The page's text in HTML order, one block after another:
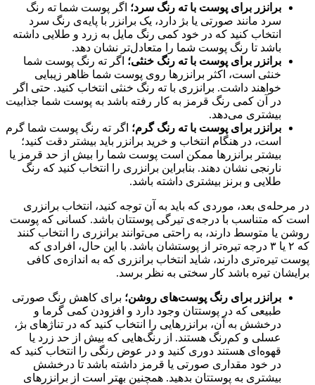
برانزر برای پوست با ته رنگ سرد؛ اگر پوست شما ته رنگ
سرد مانند صورتی یا بژ دارد، یک برانزر با پایه‌ی رنگ سرد
انتخاب کنید که در خود کمی رنگ مایل به زرد و طلایی داشته
باشد تا رنگ پوست شما را متعادل‌تر نشان دهد.
برانزر برای پوست با ته رنگ خنثی؛ اگر ته رنگ پوست شما
خنثی است، اکثر برانزرها روی پوست شما ظاهر زیبایی
خواهند داشت. برانزری با ته رنگ خنثی انتخاب کنید. حتی اگر
در آن کمی رنگ قرمز به کار رفته باشد به پوست شما جذابیت
بیشتری می‌دهد.
برانزر برای پوست با ته رنگ گرم؛ اگر ته رنگ پوست شما گرم
است، در هنگام انتخاب و خرید برانزر باید بیشتر دقت کنید؛
بیشتر برانزرها ممکن است پوست شما را بیش از حد قرمز یا
نارنجی نشان دهند. بنابراین برانزری را انتخاب کنید که رنگ
طلایی و برنز بیشتری داشته باشد.
در مرحله‌ی بعد، موردی که باید به آن توجه کنید، انتخاب برانزری
است که متناسب با درجه‌ی تیرگی پوستتان باشد. کسانی که پوست
روشن یا متوسط دارند، به راحتی می‌توانند برانزری را انتخاب کنند
که ۲ یا ۳ درجه تیره‌تر از پوستشان باشد. با این حال، افرادی که
پوست تیره‌تری دارند، شاید انتخاب برانزری که به اندازه‌ی کافی
برایشان تیره باشد کار سختی به نظر برسد.
برانزر برای رنگ پوست‌های روشن؛ برای کاهش رنگ صورتی
طبیعی که در پوستتان وجود دارد و افزودن کمی گرما و
درخشش به آن، برانزرهایی را انتخاب کنید که در تناژهای بژ،
عسلی و کم‌رنگ هستند. از رنگ‌هایی که بیش از حد زرد یا
قهوه‌ای هستند دوری کنید و در عوض رنگی را انتخاب کنید که
در خود مقداری صورتی یا قرمز داشته باشد تا درخشش
بیشتری به پوستتان بدهید. همچنین بهتر است از برانزرهای